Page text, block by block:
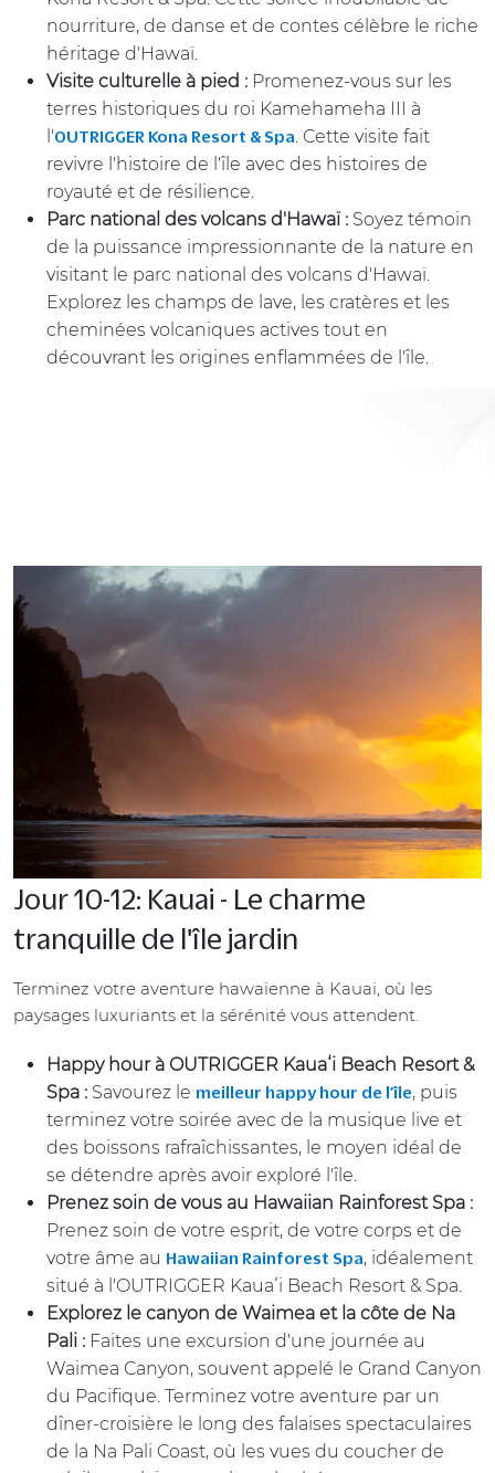
nourriture, de danse et de contes célèbre le riche
héritage d'Hawaï.
Visite culturelle à pied : Promenez-vous sur les
terres historiques du roi Kamehameha III à
l'OUTRIGGER Kona Resort & Spa. Cette visite fait
revivre l'histoire de l'île avec des histoires de
royauté et de résilience.
Parc national des volcans d'Hawaï : Soyez témoin
de la puissance impressionnante de la nature en
visitant le parc national des volcans d'Hawaï.
Explorez les champs de lave, les cratères et les
cheminées volcaniques actives tout en
découvrant les origines enflammées de l'île.
Jour 10-12: Kauai - Le charme
tranquille de l'île jardin
Terminez votre aventure hawaïenne à Kauai, où les
paysages luxuriants et la sérénité vous attendent.
Happy hour à OUTRIGGER Kauaʻi Beach Resort &
Spa : Savourez le meilleur happy hour de l'île, puis
terminez votre soirée avec de la musique live et
des boissons rafraîchissantes, le moyen idéal de
se détendre après avoir exploré l'île.
Prenez soin de vous au Hawaiian Rainforest Spa :
Prenez soin de votre esprit, de votre corps et de
votre âme au Hawaiian Rainforest Spa, idéalement
situé à l'OUTRIGGER Kauaʻi Beach Resort & Spa.
Explorez le canyon de Waimea et la côte de Na
Pali : Faites une excursion d'une journée au
Waimea Canyon, souvent appelé le Grand Canyon
du Pacifique. Terminez votre aventure par un
dîner-croisière le long des falaises spectaculaires
de la Na Pali Coast, où les vues du coucher de